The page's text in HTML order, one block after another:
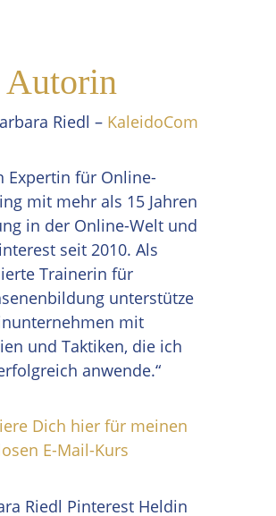
Riedl – KaleidoCom
Expertin für Online-
mit mehr als 15 Jahren
in der Online-Welt und
seit 2010. Als
Trainerin für
unterstütze
mit
und Taktiken, die ich
anwende.“
Dich hier für meinen
E-Mail-Kurs